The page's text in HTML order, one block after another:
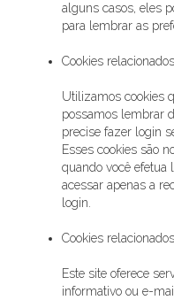
alguns casos, eles
para lembrar as
Cookies
Utilizamos cookies
possamos lembrar
precise fazer login
Esses cookies são
quando você efetua
acessar apenas a
login.
Cookies
Este site oferece
informativo ou e-